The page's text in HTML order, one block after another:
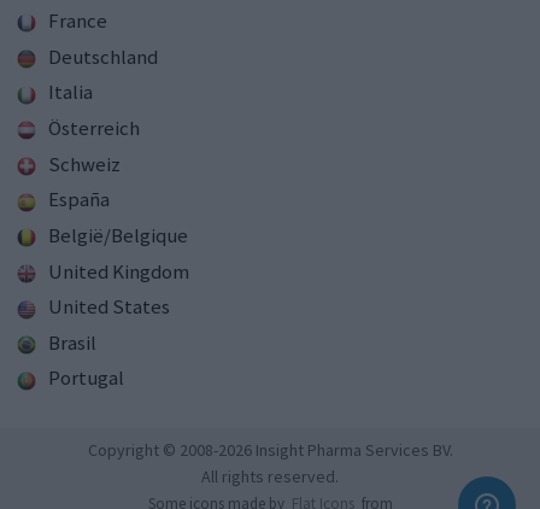
France
Deutschland
Italia
Österreich
Schweiz
España
België/Belgique
United Kingdom
United States
Brasil
Portugal
Copyright © 2008-2026 Insight Pharma Services BV.
All rights reserved.
Some icons made by Flat Icons from